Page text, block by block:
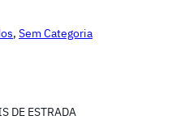
, Sem Categoria
DE ESTRADA